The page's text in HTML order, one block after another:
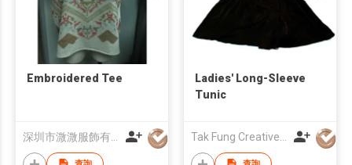
Embroidered Tee
深圳市溦溦服飾有限公司
Ladies' Long-Sleeve
Tunic
Tak Fung Creative Fashion Company